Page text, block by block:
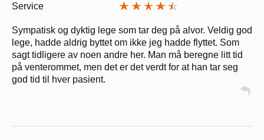
Service
Sympatisk og dyktig lege som tar deg på alvor. Veldig god
lege, hadde aldrig byttet om ikke jeg hadde flyttet. Som
sagt tidligere av noen andre her. Man må beregne litt tid
på venterommet, men det er det verdt for at han tar seg
god tid til hver pasient.